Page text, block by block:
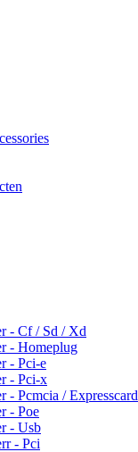
- Cf / Sd / Xd
- Homeplug
- Pci-e
- Pci-x
- Pcmcia / Expresscard
- Poe
- Usb
- Pci